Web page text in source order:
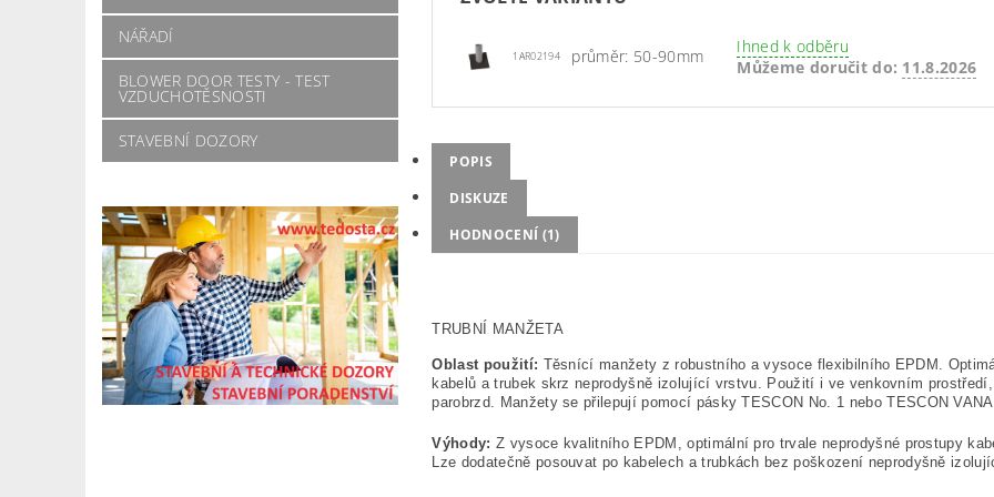
NÁŘADÍ
BLOWER DOOR TESTY - TEST
VZDUCHOTĚSNOSTI
STAVEBNÍ DOZORY
1AR02194 průměr: 50-90mm
Ihned k odběru
Můžeme doručit do: 11.8.2026
POPIS
DISKUZE
HODNOCENÍ (1)
TRUBNÍ MANŽETA
Oblast použití: Těsnící manžety z robustního a vysoce flexibilního EPDM.
kabelů a trubek skrz neprodyšně izolující vrstvu. Použití i ve venkovním
parobrzd. Manžety se přilepují pomocí pásky TESCON No. 1 nebo TESCON
Výhody: Z vysoce kvalitního EPDM, optimální pro trvale neprodyšné prostupy
Lze dodatečně posouvat po kabelech a trubkách bez poškození neprodyšně